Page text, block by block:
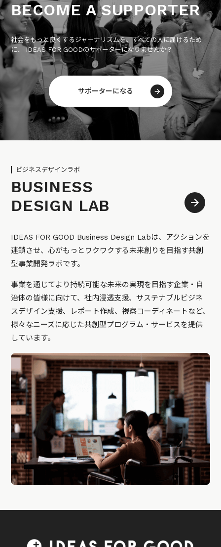
BECOME A SUPPORTER
社会をもっと良くするジャーナリズムを、すべての人に届けるため
に、 IDEAS FOR GOODのサポーターになりませんか？
サポーターになる
ビジネスデザインラボ
BUSINESS
DESIGN LAB
IDEAS FOR GOOD Business Design Labは、アクションを
連鎖させ、心がもっとワクワクする未来創りを目指す共創
型事業開発ラボです。
事業を通じてより持続可能な未来の実現を目指す企業・自
治体の皆様に向けて、社内浸透支援、サステナブルビジネ
スデザイン支援、レポート作成、視察コーディネートなど、
様々なニーズに応じた共創型プログラム・サービスを提供
しています。